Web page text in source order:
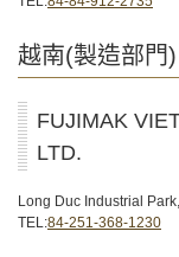
越南(製造部門)
FUJIMAK
LTD.
Long Duc Industrial
TEL:84-251-368-1230